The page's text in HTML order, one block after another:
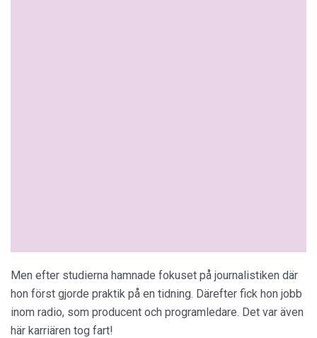
Men efter studierna hamnade fokuset på journalistiken där
hon först gjorde praktik på en tidning. Därefter fick hon jobb
inom radio, som producent och programledare. Det var även
här karriären tog fart!